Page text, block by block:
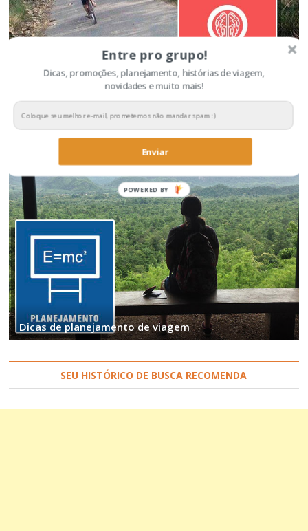
Dicas para economizar na viagem
Dicas de planejamento de viagem
SEU HISTÓRICO DE BUSCA RECOMENDA
Entre pro grupo!
Dicas, promoções, planejamento, histórias de viagem,
novidades e muito mais!
Enviar
POWERED BY